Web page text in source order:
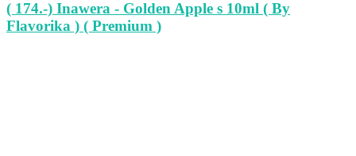
( 174.-) Inawera - Golden Apple s 10ml ( By
Flavorika ) ( Premium )